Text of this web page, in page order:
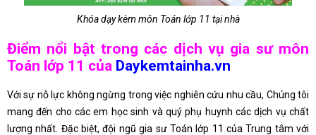
Khóa dạy kèm môn Toán lớp 11 tại nhà
Điểm nổi bật trong các dịch vụ gia sư môn
Toán lớp 11 của Daykemtainha.vn
Với sự nỗ lực không ngừng trong việc nghiên cứu nhu cầu, Chúng tôi
mang đến cho các em học sinh và quý phụ huynh các dịch vụ chất
lượng nhất. Đặc biệt, đội ngũ gia sư Toán lớp 11 của Trung tâm với